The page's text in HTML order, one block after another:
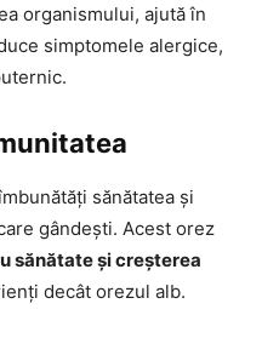
organismului, ajută în
simptomele alergice,
sănătatea și
gândești. Acest orez
sănătate și creșterea
decât orezul alb.